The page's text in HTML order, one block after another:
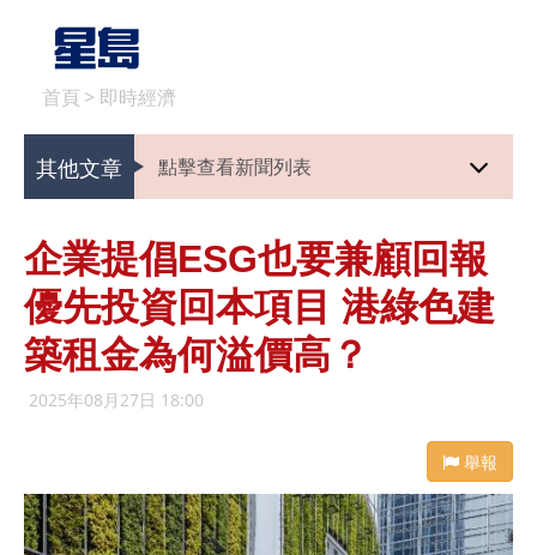
首頁 > 即時經濟
其他文章 點擊查看新聞列表
企業提倡ESG也要兼顧回報
優先投資回本項目 港綠色建
築租金為何溢價高？
2025年08月27日 18:00
舉報